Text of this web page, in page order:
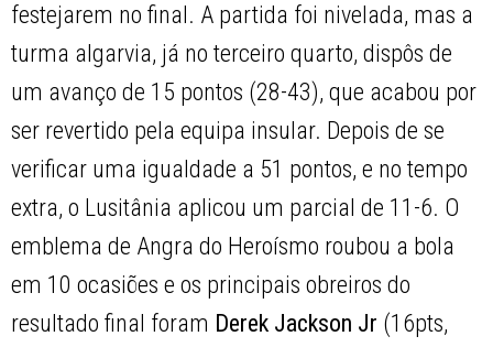
festejarem no final. A partida foi nivelada, mas a
turma algarvia, já no terceiro quarto, dispôs de
um avanço de 15 pontos (28-43), que acabou por
ser revertido pela equipa insular. Depois de se
verificar uma igualdade a 51 pontos, e no tempo
extra, o Lusitânia aplicou um parcial de 11-6. O
emblema de Angra do Heroísmo roubou a bola
em 10 ocasiões e os principais obreiros do
resultado final foram Derek Jackson Jr (16pts,